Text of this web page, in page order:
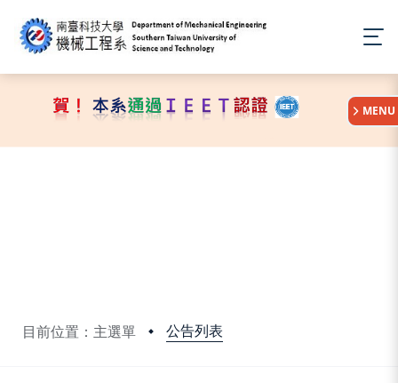
目前位置：主選單 公告列表
:::
MENU